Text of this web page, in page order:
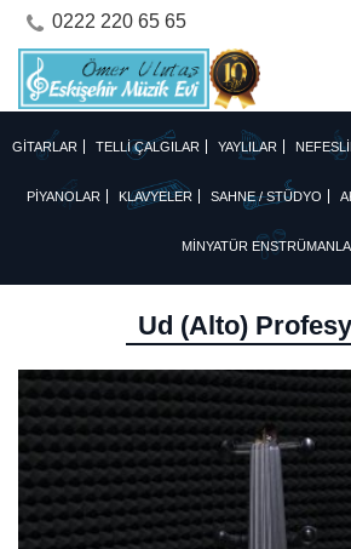
0222 220 65 65
GİTARLAR TELLİ ÇALGILAR YAYLILAR
PİYANOLAR KLAVYELER SAHNE / STÜDYO
MİNYATÜR
Ud (Alto)